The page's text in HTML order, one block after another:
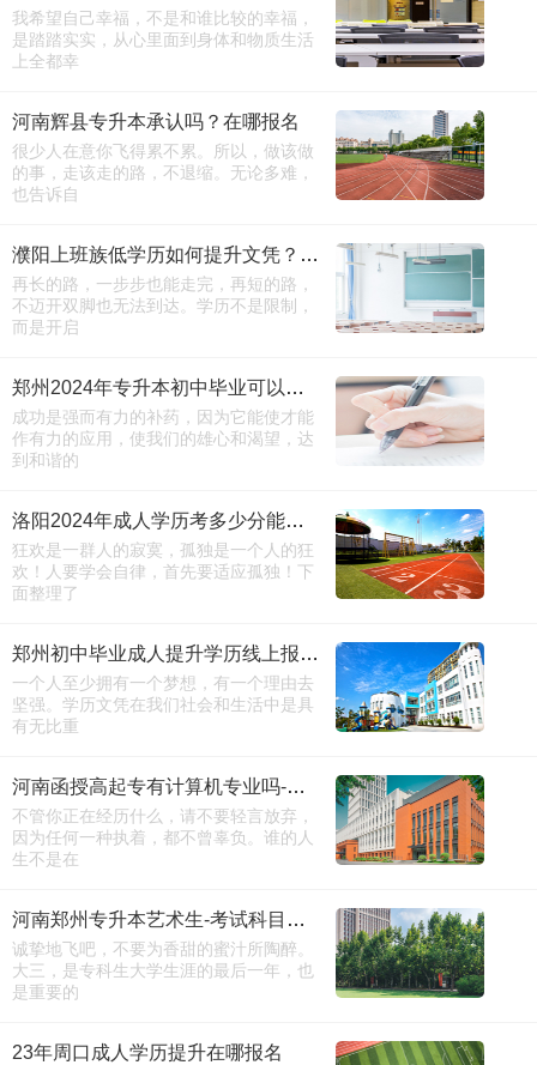
我希望自己幸福，不是和谁比较的幸福，
是踏踏实实，从心里面到身体和物质生活
上全都幸
河南辉县专升本承认吗？在哪报名
很少人在意你飞得累不累。所以，做该做
的事，走该走的路，不退缩。无论多难，
也告诉自
濮阳上班族低学历如何提升文凭？-成考报名咨询
再长的路，一步步也能走完，再短的路，
不迈开双脚也无法到达。学历不是限制，
而是开启
郑州2024年专升本初中毕业可以报名吗（招生热线）
成功是强而有力的补药，因为它能使才能
作有力的应用，使我们的雄心和渴望，达
到和谐的
洛阳2024年成人学历考多少分能录取（招生指南）
狂欢是一群人的寂寞，孤独是一个人的狂
欢！人要学会自律，首先要适应孤独！下
面整理了
郑州初中毕业成人提升学历线上报名入口
一个人至少拥有一个梦想，有一个理由去
坚强。学历文凭在我们社会和生活中是具
有无比重
河南函授高起专有计算机专业吗-官方报名
不管你正在经历什么，请不要轻言放弃，
因为任何一种执着，都不曾辜负。谁的人
生不是在
河南郑州专升本艺术生-考试科目新版
诚挚地飞吧，不要为香甜的蜜汁所陶醉。
大三，是专科生大学生涯的最后一年，也
是重要的
23年周口成人学历提升在哪报名